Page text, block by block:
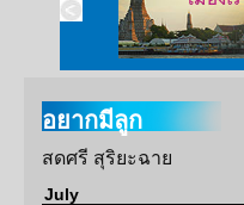
บ้านเขา เมืองเรา
อยากมีลูก
สดศรี สุริยะฉาย
July